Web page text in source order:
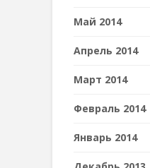
Май 2014
Апрель 2014
Март 2014
Февраль 2014
Январь 2014